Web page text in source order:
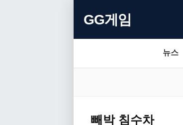
GG게임
뉴스
빼박 침수차